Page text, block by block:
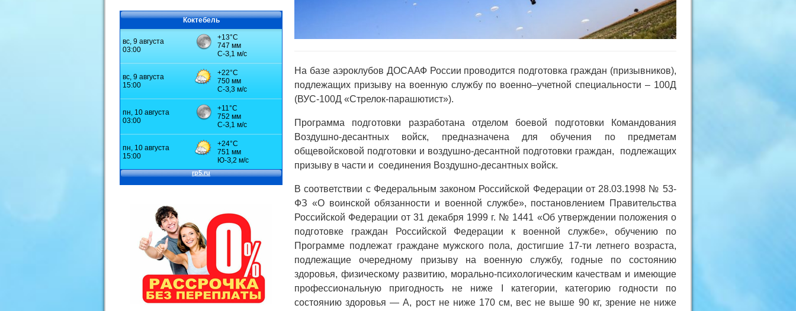
На базе аэроклубов ДОСААФ России проводится подготовка граждан (призывников),
подлежащих призыву на военную службу по военно–учетной специальности – 100Д
(ВУС-100Д «Стрелок-парашютист»).
Программа подготовки разработана отделом боевой подготовки Командования
Воздушно-десантных войск, предназначена для обучения по предметам
общевойсковой подготовки и воздушно-десантной подготовки граждан, подлежащих
призыву в части и соединения Воздушно-десантных войск.
В соответствии с Федеральным законом Российской Федерации от 28.03.1998 № 53-
ФЗ «О воинской обязанности и военной службе», постановлением Правительства
Российской Федерации от 31 декабря 1999 г. № 1441 «Об утверждении положения о
подготовке граждан Российской Федерации к военной службе», обучению по
Программе подлежат граждане мужского пола, достигшие 17-ти летнего возраста,
подлежащие очередному призыву на военную службу, годные по состоянию
здоровья, физическому развитию, морально-психологическим качествам и имеющие
профессиональную пригодность не ниже I категории, категорию годности по
состоянию здоровья — А, рост не ниже 170 см, вес не выше 90 кг, зрение не ниже
Коктебель